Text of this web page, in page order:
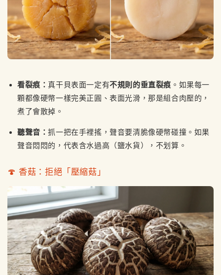
看裂痕：真干貝表面一定有不規則的垂直裂痕 。如果每一
顆都像硬幣一樣完美正圓、表面光滑，那是組合肉壓的，
煮了會散掉。
聽聲音：抓一把在手裡搖，聲音要清脆像硬幣碰撞。如果
聲音悶悶的，代表含水過高（鹽水貨），不划算。
🍄 香菇：拒絕「壓縮菇」